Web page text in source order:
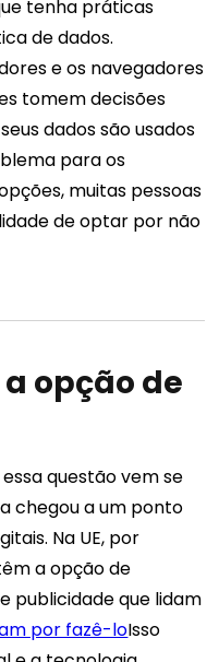
tenha práticas
de dados.
e os navegadores
tomem decisões
dados são usados
para os
muitas pessoas
de optar por não
opção de
questão vem se
chegou a um ponto
Na UE, por
a opção de
publicidade que lidam
por fazê-loIsso